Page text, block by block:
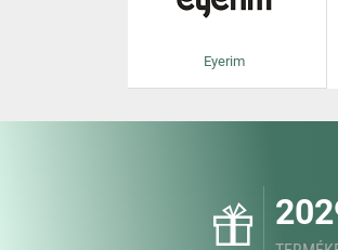
Eyerim